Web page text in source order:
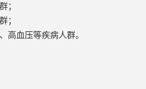
；
；
高血压等疾病人群。